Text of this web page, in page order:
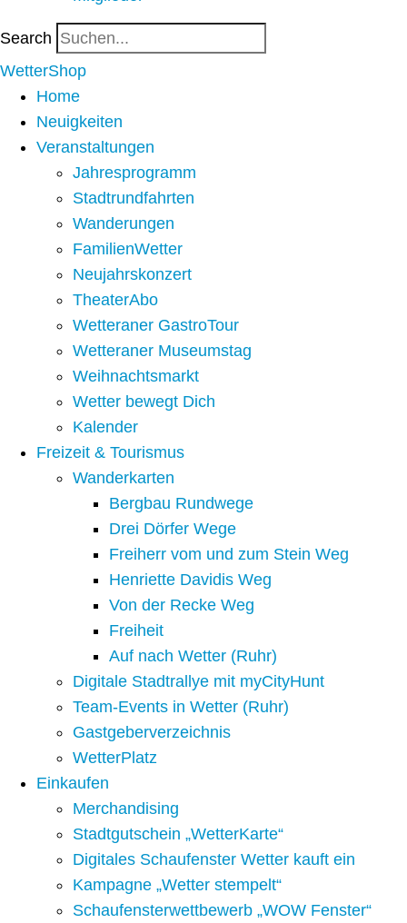
Search
WetterShop
Home
Neuigkeiten
Veranstaltungen
Jahresprogramm
Stadtrundfahrten
Wanderungen
FamilienWetter
Neujahrskonzert
TheaterAbo
Wetteraner GastroTour
Wetteraner Museumstag
Weihnachtsmarkt
Wetter bewegt Dich
Kalender
Freizeit & Tourismus
Wanderkarten
Bergbau Rundwege
Drei Dörfer Wege
Freiherr vom und zum Stein Weg
Henriette Davidis Weg
Von der Recke Weg
Freiheit
Auf nach Wetter (Ruhr)
Digitale Stadtrallye mit myCityHunt
Team-Events in Wetter (Ruhr)
Gastgeberverzeichnis
WetterPlatz
Einkaufen
Merchandising
Stadtgutschein „WetterKarte“
Digitales Schaufenster Wetter kauft ein
Kampagne „Wetter stempelt“
Schaufensterwettbewerb „WOW Fenster“